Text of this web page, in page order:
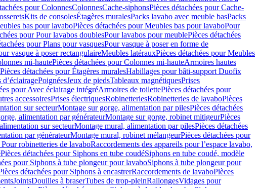
pour ColonnesColonnesCache-siphonsPièces détachées pour Cache-
Kits de consolesÉtagères muralesPacks lavabo avec meuble basPacks
bas pour lavaboPièces détachées pour Meubles bas pour lavaboPour
pour Pour lavabos doublesPour lavabos pour meublePièces détachées
pour Plans pour vasquesPour vasque à poser en forme de
vasque à poser rectangulaireMeubles latérauxPièces détachées pour Meubles
mi-hautePièces détachées pour Colonnes mi-hauteArmoires hautes
Pièces détachées pour Étagères muralesHabillages pour bâti-support Duofix
d’éclairagePoignéesJeux de piedsTableaux magnétiquesPrises
pour Avec éclairage intégréArmoires de toilettePièces détachées pour
accessoiresPrises électriquesRobinetteriesRobinetteries de lavaboPièces
sur secteurMontage sur gorge, alimentation par pilesPièces détachées
alimentation par générateurMontage sur gorge, robinet mitigeurPièces
sur secteurMontage mural, alimentation par pilesPièces détachées
par générateurMontage mural, robinet mélangeurPièces détachées pour
robinetteries de lavaboRaccordements des appareils pour l’espace lavabo,
Pièces détachées pour Siphons en tube coudéSiphons en tube coudé, modèle
pour Siphons à tube plongeur pour lavaboSiphons à tube plongeur pour
détachées pour Siphons à encastrerRaccordements de lavaboPièces
JointsDouilles à braserTubes de trop-pleinRallongesVidages pour